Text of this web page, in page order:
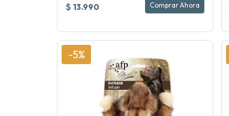
$ 13.990 Comprar Ahora
-5%